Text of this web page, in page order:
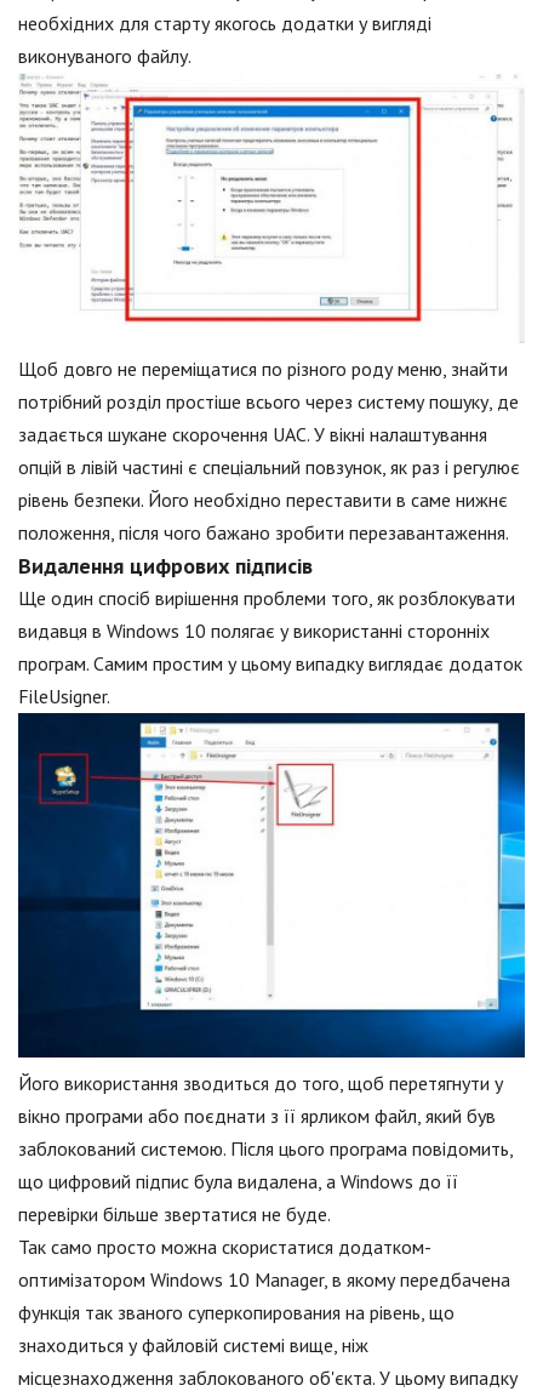
необхідних для старту якогось додатки у вигляді
виконуваного файлу.
Щоб довго не переміщатися по різного роду меню, знайти
потрібний розділ простіше всього через систему пошуку, де
задається шукане скорочення UAC. У вікні налаштування
опцій в лівій частині є спеціальний повзунок, як раз і регулює
рівень безпеки. Його необхідно переставити в саме нижнє
положення, після чого бажано зробити перезавантаження.
Видалення цифрових підписів
Ще один спосіб вирішення проблеми того, як розблокувати
видавця в Windows 10 полягає у використанні сторонніх
програм. Самим простим у цьому випадку виглядає додаток
FileUsigner.
Його використання зводиться до того, щоб перетягнути у
вікно програми або поєднати з її ярликом файл, який був
заблокований системою. Після цього програма повідомить,
що цифровий підпис була видалена, а Windows до її
перевірки більше звертатися не буде.
Так само просто можна скористатися додатком-
оптимізатором Windows 10 Manager, в якому передбачена
функція так званого суперкопирования на рівень, що
знаходиться у файловій системі вище, ніж
місцезнаходження заблокованого об'єкта. У цьому випадку